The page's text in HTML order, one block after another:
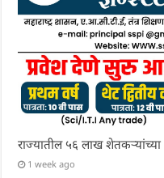
राज्यातील ५६ लाख
1 week ago